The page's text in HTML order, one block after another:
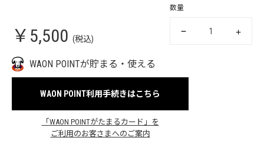
￥5,500 (税込)
数量
WAON POINTが貯まる・使える
WAON POINT利用手続きはこちら
「WAON POINTがたまるカード」を
ご利用のお客さまへのご案内